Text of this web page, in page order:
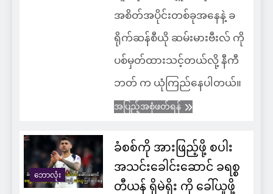
အစိတ်အပိုင်းတစ်ခုအနေနဲ့ ခ
ရိုက်ဆန်စီယို ဆမ်းမားဗီးလ် ကို
ပစ်မှတ်ထားသင့်တယ်လို့ နီကီ
ဘတ် က ယုံကြည်နေပါတယ်။
အပြည့်အစုံဖတ်ရန်
ဘောလုံး
ခံစစ်ကို အားဖြည့်ဖို့ စပါး
အသင်းခေါင်းဆောင် ခရစ္စ
တီယန် ရိုမဲရိုး ကို ခေါ်ယူဖို့